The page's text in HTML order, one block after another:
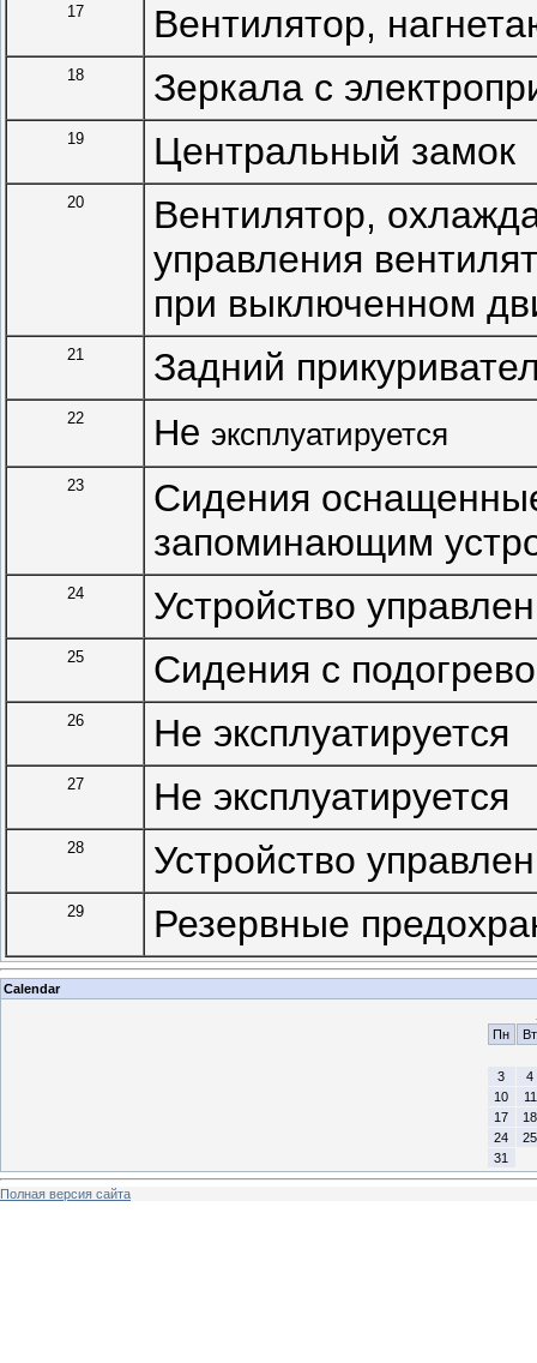
17 Вентилятор,
18 Зеркала с
19 Центральный замок
20
Вентилятор,
управления
при выключенном
21 Задний
22 Не эксплуатируется
23
Сидения
запоминающим
24 Устройство
25 Сидения с
26 Не эксплуатируется
27 Не эксплуатируется
28 Устройство
29 Резервные
Calendar
Пн
Вт
3
4
10
11
17
18
24
25
31
Полная версия сайта